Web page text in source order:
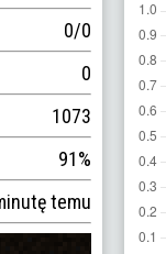
0/0
0
1073
91%
temu